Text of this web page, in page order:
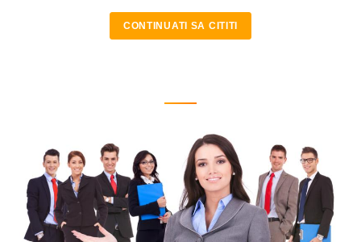
CONTINUATI SA CITITI